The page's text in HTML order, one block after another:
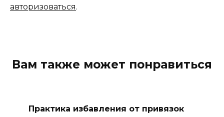
авторизоваться.
Вам также может понравиться
Практика избавления от привязок